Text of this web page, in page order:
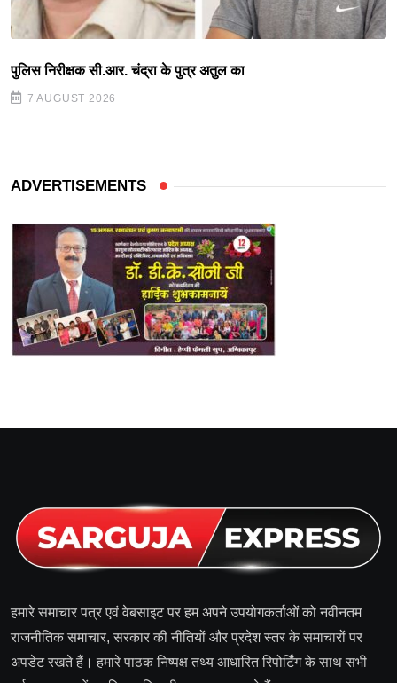
पुलिस निरीक्षक सी.आर. चंद्रा के पुत्र अतुल का
7 AUGUST 2026
ADVERTISEMENTS
हमारे समाचार पत्र एवं वेबसाइट पर हम अपने उपयोगकर्ताओं को नवीनतम
राजनीतिक समाचार, सरकार की नीतियों और प्रदेश स्तर के समाचारों पर
अपडेट रखते हैं। हमारे पाठक निष्पक्ष तथ्य आधारित रिपोर्टिंग के साथ सभी